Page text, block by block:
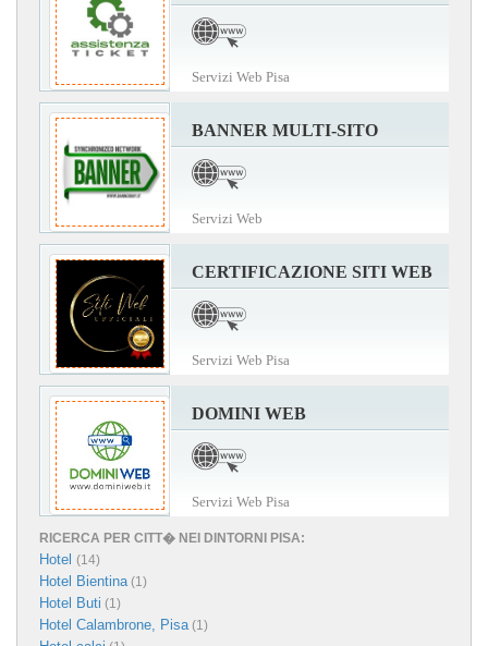
Servizi Web Pisa
BANNER MULTI-SITO
Servizi Web
CERTIFICAZIONE SITI WEB
Servizi Web Pisa
DOMINI WEB
Servizi Web Pisa
RICERCA PER CITT� NEI DINTORNI PISA:
Hotel (14)
Hotel Bientina(1)
Hotel Buti (1)
Hotel Calambrone, Pisa(1)